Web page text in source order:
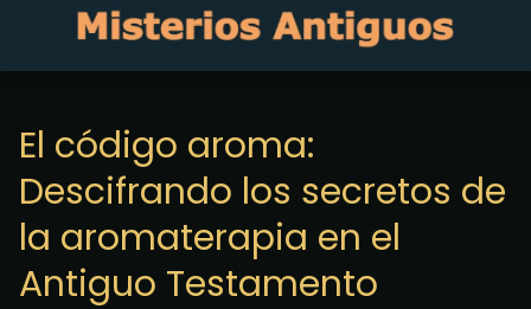
El código aroma:
Descifrando los secretos de
la aromaterapia en el
Antiguo Testamento